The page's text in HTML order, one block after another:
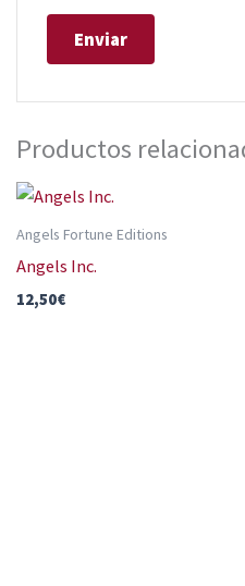
Productos
Angels Fortune Editions
Angels Inc.
12,50€